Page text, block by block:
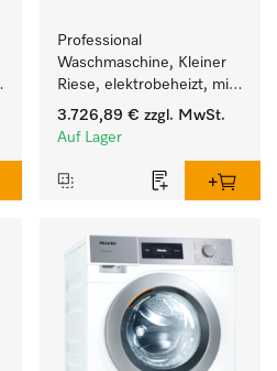
Professional
Waschmaschine, Kleiner
Riese, elektrobeheizt, mit
Ablaufpumpe und
zielgruppenspezifischen
Leistung 7 kg  in 49 min .
3.726,89 € zzgl. MwSt.
Auf Lager